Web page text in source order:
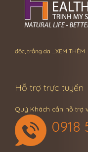
độc, trắng da …XEM THÊM
Hỗ trợ trực tuyến
Quý Khách cần hỗ trợ
0918